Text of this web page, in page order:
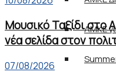
ΑΜΚΕ
Μουσικό Ταξίδι στο
νέα σελίδα στον
07/08/2026